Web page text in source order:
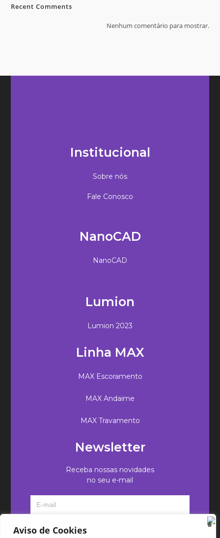
Aviso de Cookies
Recent Comments
Nenhum comentário para mostrar.
Institucional
Sobre nós
Fale Conosco
NanoCAD
NanoCAD
Lumion
Lumion 2023
Linha MAX
MAX Escoramento
MAX Andaime
MAX Travamento
Newsletter
Receba nossas novidades
no seu e-mail